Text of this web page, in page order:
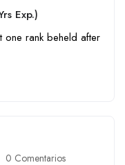
Exp.)
one rank beheld after
0 Comentarios